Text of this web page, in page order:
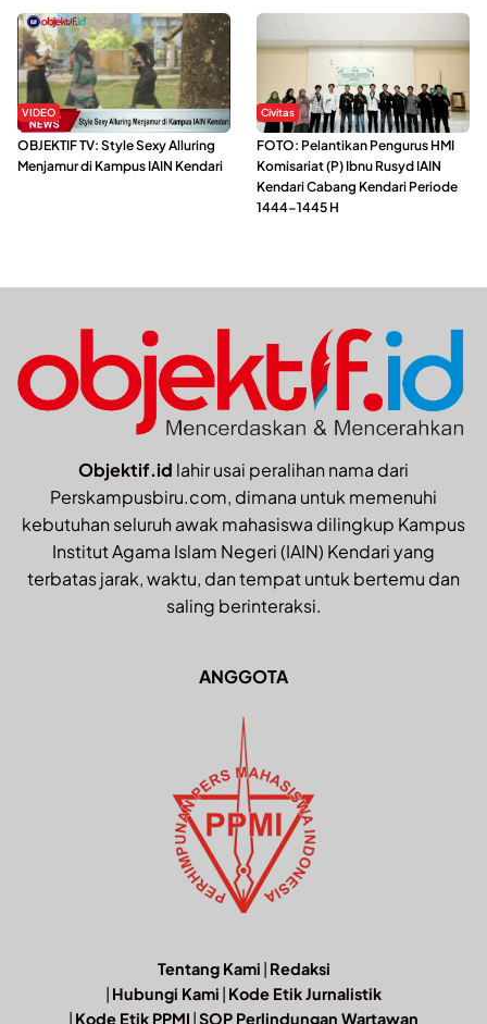
VIDEO
OBJEKTIF TV: Style Sexy Alluring
Menjamur di Kampus IAIN Kendari
Civitas
FOTO: Pelantikan Pengurus HMI
Komisariat (P) Ibnu Rusyd IAIN
Kendari Cabang Kendari Periode
1444-1445 H
Objektif.id lahir usai peralihan nama dari
Perskampusbiru.com, dimana untuk memenuhi
kebutuhan seluruh awak mahasiswa dilingkup Kampus
Institut Agama Islam Negeri (IAIN) Kendari yang
terbatas jarak, waktu, dan tempat untuk bertemu dan
saling berinteraksi.
ANGGOTA
Tentang Kami Redaksi
Hubungi Kami Kode Etik Jurnalistik
Kode Etik PPMI SOP Perlindungan Wartawan